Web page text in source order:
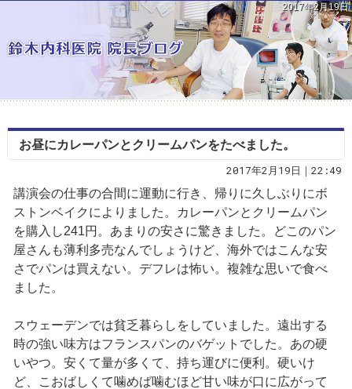
2017年2月19日
お昼にカレーパンとクリームパンをたべました。
2017年2月19日｜22:49
講演会の仕事の合間に運動に行き、帰りに久しぶりにボ
ストンベイクによりました。カレーパンとクリームパン
を購入し241円。あまりの安さに驚きました。どこのパン
屋さんも薄利多売なんでしょうけど、海外ではこんな安
さでパンは買えない。デフレは怖い。複雑な思いで食べ
ました。
スウェーデンでは貧乏暮らしをしていました。遠出する
時の強い味方はフランスパンのバゲットでした。あの硬
いやつ。安くて量が多くて、持ち運びに便利。硬いけ
ど、こおばしくて噛めば噛むほど甘い味が口に広がって